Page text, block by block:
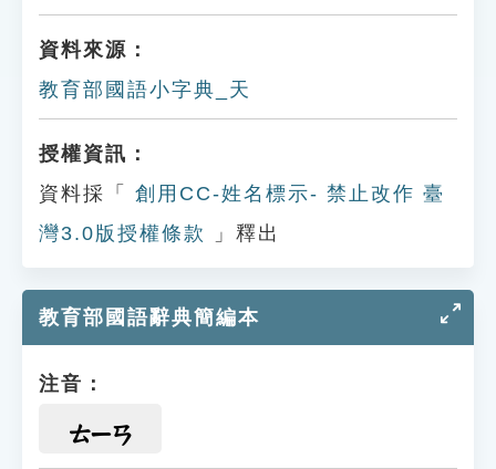
資料來源：
教育部國語小字典_天
授權資訊：
資料採「
創用CC-姓名標示- 禁止改作 臺
灣3.0版授權條款
」釋出
教育部國語辭典簡編本
注音：
ㄊㄧㄢ